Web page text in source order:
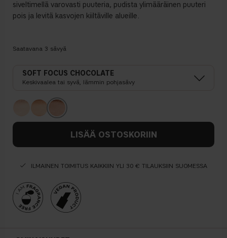
siveltimellä varovasti puuteria, pudista ylimääräinen puuteri
pois ja levitä kasvojen kiiltäville alueille.
Saatavana 3 sävyä
SOFT FOCUS CHOCOLATE
Keskivaalea tai syvä, lämmin pohjasävy
LISÄÄ OSTOSKORIIN
ILMAINEN TOIMITUS KAIKKIIN YLI 30 € TILAUKSIIN SUOMESSA